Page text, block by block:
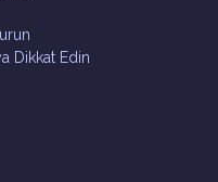
Dikkat Edin